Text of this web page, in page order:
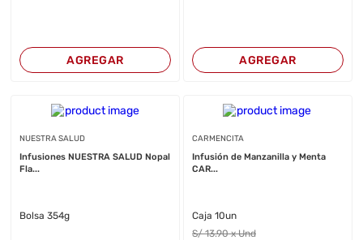
AGREGAR AGREGAR
NUESTRA SALUD
Infusiones NUESTRA SALUD Nopal
Fla...
Bolsa 354g
CARMENCITA
Infusión de Manzanilla y Menta
CAR...
Caja 10un
S/13.90 x Und